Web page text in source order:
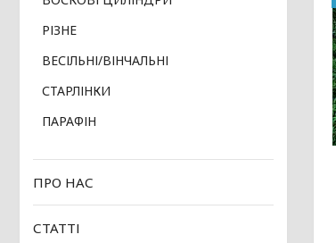
РІЗНЕ
ВЕСІЛЬНІ/ВІНЧАЛЬНІ
СТАРЛІНКИ
ПАРАФІН
ПРО НАС
СТАТТІ